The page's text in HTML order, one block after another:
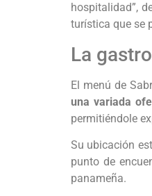
hospitalidad”,
turística que se
La
El menú de
una variada
permitiéndole
Su ubicación
punto de
panameña.